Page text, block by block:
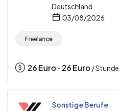
Deutschland
03/08/2026
Freelance
26Euro - 26Euro / Stunde
Sonstige Berufe